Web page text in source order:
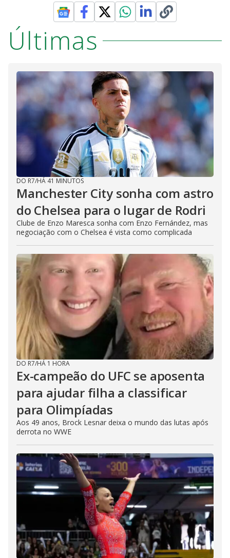
Últimas
DO R7/HÁ 41 MINUTOS
Manchester City sonha com astro
do Chelsea para o lugar de Rodri
Clube de Enzo Maresca sonha com Enzo Fernández, mas
negociação com o Chelsea é vista como complicada
DO R7/HÁ 1 HORA
Ex-campeão do UFC se aposenta
para ajudar filha a classificar
para Olimpíadas
Aos 49 anos, Brock Lesnar deixa o mundo das lutas após
derrota no WWE